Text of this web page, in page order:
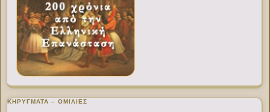
ΚΗΡΥΓΜΑΤΑ – ΟΜΙΛΙΕΣ